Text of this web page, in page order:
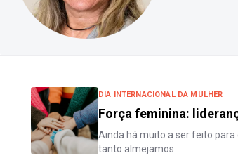
DIA INTERNACIONAL DA MULHER
Força feminina:
Ainda há muito a ser feito
tanto almejamos